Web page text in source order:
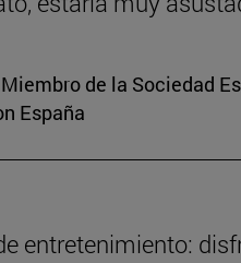
de la Sociedad
España
entretenimiento: